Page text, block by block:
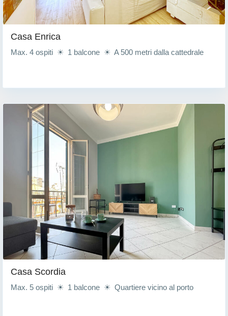
Casa Enrica
Max. 4 ospiti ☀ 1 balcone ☀ A 500 metri dalla cattedrale
Casa Scordia
Max. 5 ospiti ☀ 1 balcone ☀ Quartiere vicino al porto